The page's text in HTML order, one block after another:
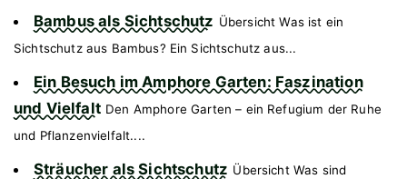
Bambus als Sichtschutz Übersicht Was ist ein
Sichtschutz aus Bambus? Ein Sichtschutz aus...
Ein Besuch im Amphore Garten: Faszination
und Vielfalt Den Amphore Garten – ein Refugium der Ruhe
und Pflanzenvielfalt....
Sträucher als Sichtschutz Übersicht Was sind